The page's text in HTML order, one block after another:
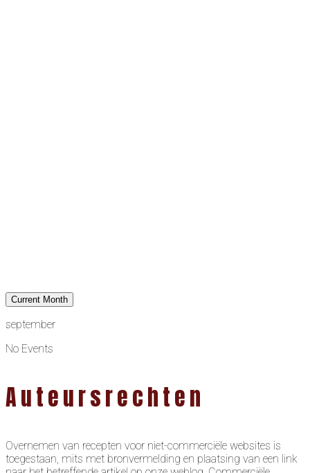
Current Month
september
No Events
Auteursrechten
Overnemen van recepten voor niet-commerciële websites is
toegestaan, mits met bronvermelding en plaatsing van een link